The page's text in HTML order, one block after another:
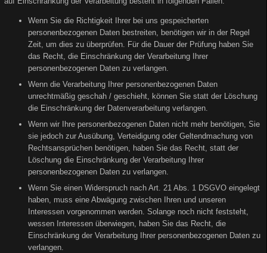
Wenn Sie die Richtigkeit Ihrer bei uns gespeicherten
personenbezogenen Daten bestreiten, benötigen wir in der Regel
Zeit, um dies zu überprüfen. Für die Dauer der Prüfung haben Sie
das Recht, die Einschränkung der Verarbeitung Ihrer
personenbezogenen Daten zu verlangen.
Wenn die Verarbeitung Ihrer personenbezogenen Daten
unrechtmäßig geschah / geschieht, können Sie statt der Löschung
die Einschränkung der Datenverarbeitung verlangen.
Wenn wir Ihre personenbezogenen Daten nicht mehr benötigen, Sie
sie jedoch zur Ausübung, Verteidigung oder Geltendmachung von
Rechtsansprüchen benötigen, haben Sie das Recht, statt der
Löschung die Einschränkung der Verarbeitung Ihrer
personenbezogenen Daten zu verlangen.
Wenn Sie einen Widerspruch nach Art. 21 Abs. 1 DSGVO eingelegt
haben, muss eine Abwägung zwischen Ihren und unseren
Interessen vorgenommen werden. Solange noch nicht feststeht,
wessen Interessen überwiegen, haben Sie das Recht, die
Einschränkung der Verarbeitung Ihrer personenbezogenen Daten zu
verlangen.